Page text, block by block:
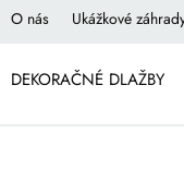
O nás Ukážkové
DEKORAČNÉ DLAŽBY